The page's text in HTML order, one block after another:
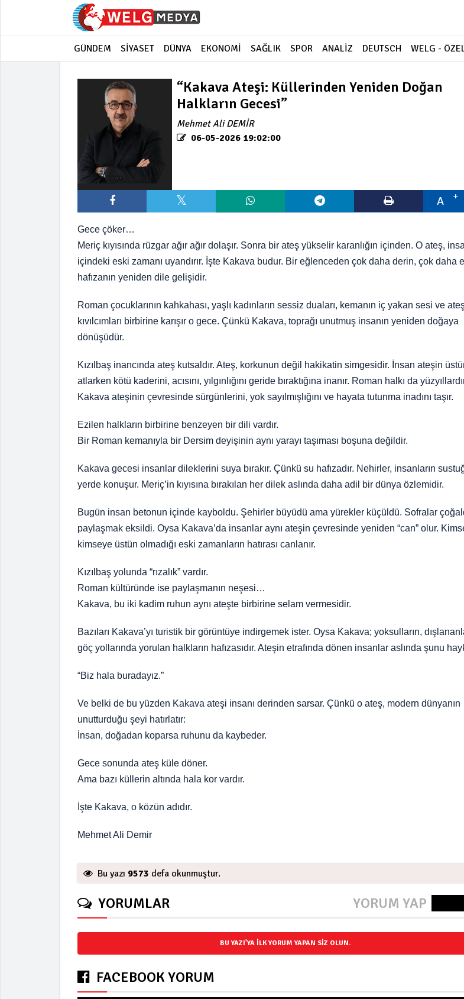
GÜNDEM SİYASET DÜNYA EKONOMİ SAĞLIK SPOR ANALİZ DEUTSCH WELG -
“Kakava Ateşi: Küllerinden Yeniden Doğan
Halkların Gecesi”
Mehmet Ali DEMİR
06-05-2026 19:02:00
A
Gece çöker…
Meriç kıyısında rüzgar ağır ağır dolaşır. Sonra bir ateş yükselir karanlığın içinden. O ateş,
içindeki eski zamanı uyandırır. İşte Kakava budur. Bir eğlenceden çok daha derin, çok daha
hafızanın yeniden dile gelişidir.
Roman çocuklarının kahkahası, yaşlı kadınların sessiz duaları, kemanın iç yakan sesi ve
kıvılcımları birbirine karışır o gece. Çünkü Kakava, toprağı unutmuş insanın yeniden doğaya
dönüşüdür.
Kızılbaş inancında ateş kutsaldır. Ateş, korkunun değil hakikatin simgesidir. İnsan ateşin
atlarken kötü kaderini, acısını, yılgınlığını geride bıraktığına inanır. Roman halkı da
Kakava ateşinin çevresinde sürgünlerini, yok sayılmışlığını ve hayata tutunma inadını taşır.
Ezilen halkların birbirine benzeyen bir dili vardır.
Bir Roman kemanıyla bir Dersim deyişinin aynı yarayı taşıması boşuna değildir.
Kakava gecesi insanlar dileklerini suya bırakır. Çünkü su hafızadır. Nehirler, insanların
yerde konuşur. Meriç’in kıyısına bırakılan her dilek aslında daha adil bir dünya özlemidir.
Bugün insan betonun içinde kayboldu. Şehirler büyüdü ama yürekler küçüldü. Sofralar
paylaşmak eksildi. Oysa Kakava’da insanlar aynı ateşin çevresinde yeniden “can” olur.
kimseye üstün olmadığı eski zamanların hatırası canlanır.
Kızılbaş yolunda “rızalık” vardır.
Roman kültüründe ise paylaşmanın neşesi…
Kakava, bu iki kadim ruhun aynı ateşte birbirine selam vermesidir.
Bazıları Kakava’yı turistik bir görüntüye indirgemek ister. Oysa Kakava; yoksulların,
göç yollarında yorulan halkların hafızasıdır. Ateşin etrafında dönen insanlar aslında şunu
“Biz hala buradayız.”
Ve belki de bu yüzden Kakava ateşi insanı derinden sarsar. Çünkü o ateş, modern dünyanın
unutturduğu şeyi hatırlatır:
İnsan, doğadan koparsa ruhunu da kaybeder.
Gece sonunda ateş küle döner.
Ama bazı küllerin altında hala kor vardır.
İşte Kakava, o közün adıdır.
Mehmet Ali Demir
Bu yazı 9573 defa okunmuştur.
YORUMLAR YORUM YAP
BU YAZI'YA ILK YORUM YAPAN SIZ OLUN.
FACEBOOK YORUM